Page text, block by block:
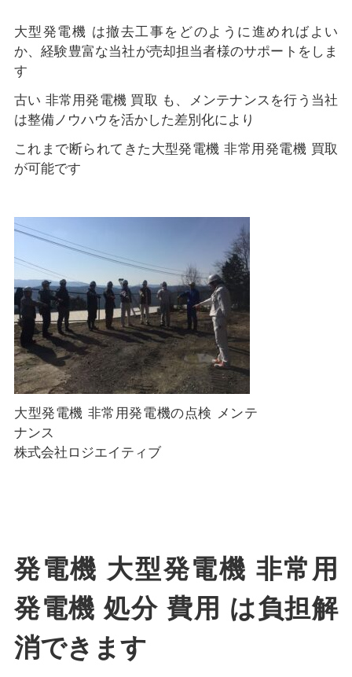
大型発電機 は撤去工事をどのように進めればよい
か、経験豊富な当社が売却担当者様のサポートをしま
す
古い 非常用発電機 買取 も、メンテナンスを行う当社
は整備ノウハウを活かした差別化により
これまで断られてきた大型発電機 非常用発電機 買取
が可能です
大型発電機 非常用発電機の点検 メンテ
ナンス
株式会社ロジエイティブ
発電機 大型発電機 非常用
発電機 処分 費用 は負担解
消できます